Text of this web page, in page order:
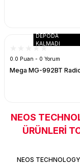
DEPODA
KALMADI
0.0 Puan - 0 Yorum
Mega MG-992BT
NEOS
ÜRÜNLERİ
NEOS